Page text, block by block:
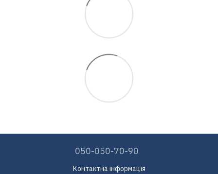
050-050-70-90
Контактна інформація